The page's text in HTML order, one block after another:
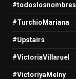
#todoslosnombres
#TurchioMariana
#Upstairs
#VictoriaVillaruel
#VictoriyaMelny